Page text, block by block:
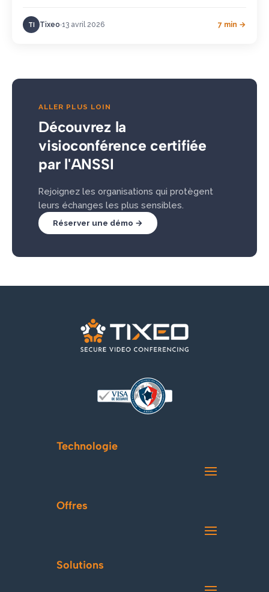
TI Tixeo 13 avril 2026 7 min →
ALLER PLUS LOIN
Découvrez la
visioconférence certifiée
par l'ANSSI
Rejoignez les organisations qui protègent
leurs échanges les plus sensibles.
Réserver une démo →
Technologie
Offres
Solutions